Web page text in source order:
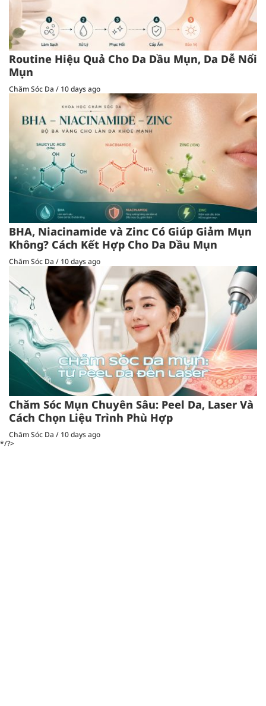
Routine Hiệu Quả Cho Da Dầu Mụn, Da Dễ Nổi
Mụn
Chăm Sóc Da / 10 days ago
BHA, Niacinamide và Zinc Có Giúp Giảm Mụn
Không? Cách Kết Hợp Cho Da Dầu Mụn
Chăm Sóc Da / 10 days ago
Chăm Sóc Mụn Chuyên Sâu: Peel Da, Laser Và
Cách Chọn Liệu Trình Phù Hợp
Chăm Sóc Da / 10 days ago
*/?>